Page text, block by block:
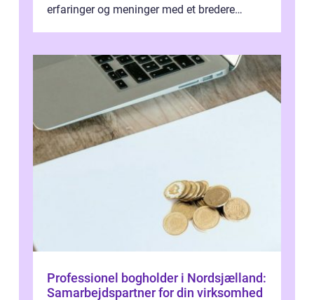
erfaringer og meninger med et bredere
Professionel bogholder i Nordsjælland:
Samarbejdspartner for din virksomhed